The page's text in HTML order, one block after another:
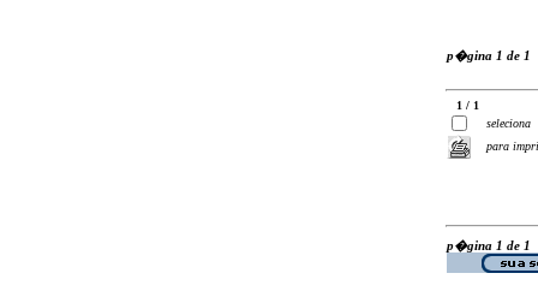
p�gina 1 de 1
1 / 1
seleciona
para
p�gina 1 de 1